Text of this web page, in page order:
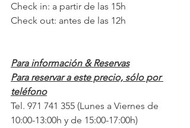
Check in: a partir de las 15h
Check out: antes de las 12h
Para información & Reservas
Para reservar a este precio, sólo por
teléfono
Tel. 971 741 355 (Lunes a Viernes de
10:00-13:00h y de 15:00-17:00h)